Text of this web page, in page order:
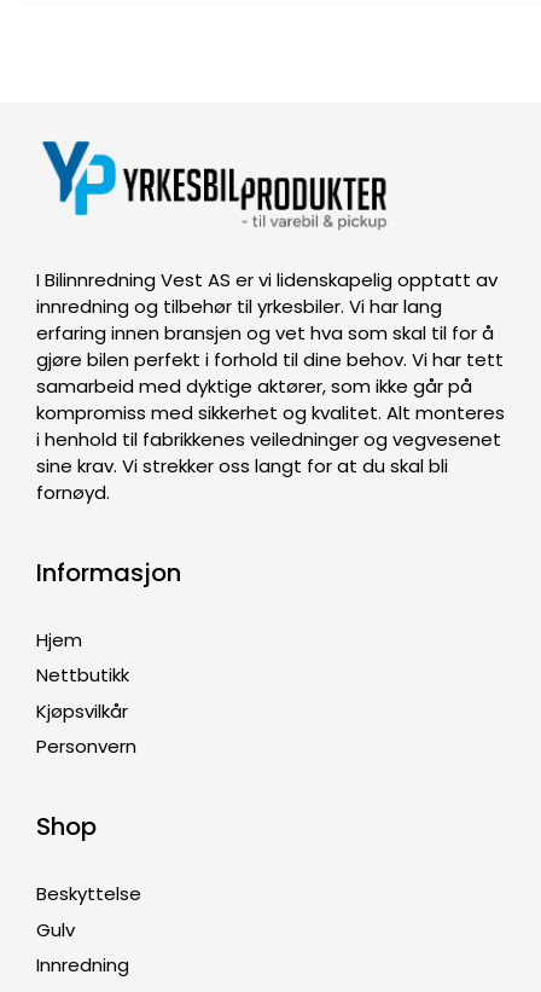
I Bilinnredning Vest AS er vi lidenskapelig opptatt av
innredning og tilbehør til yrkesbiler. Vi har lang
erfaring innen bransjen og vet hva som skal til for å
gjøre bilen perfekt i forhold til dine behov. Vi har tett
samarbeid med dyktige aktører, som ikke går på
kompromiss med sikkerhet og kvalitet. Alt monteres
i henhold til fabrikkenes veiledninger og vegvesenet
sine krav. Vi strekker oss langt for at du skal bli
fornøyd.
Informasjon
Hjem
Nettbutikk
Kjøpsvilkår
Personvern
Shop
Beskyttelse
Gulv
Innredning